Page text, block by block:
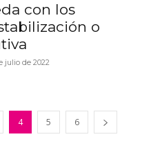
con los
o
julio de 2022
4 5 6